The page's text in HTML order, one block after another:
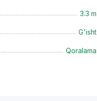
3.3 m
G'isht
Qoralama